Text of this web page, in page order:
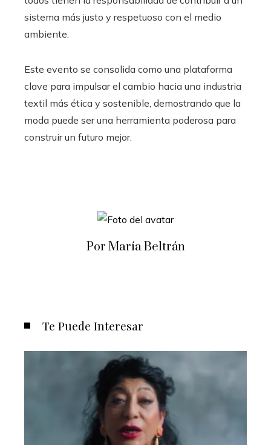
sistema más justo y respetuoso con el medio
ambiente.​
Este evento se consolida como una plataforma
clave para impulsar el cambio hacia una industria
textil más ética y sostenible, demostrando que la
moda puede ser una herramienta poderosa para
construir un futuro mejor.​
Por María Beltrán
Te Puede Interesar